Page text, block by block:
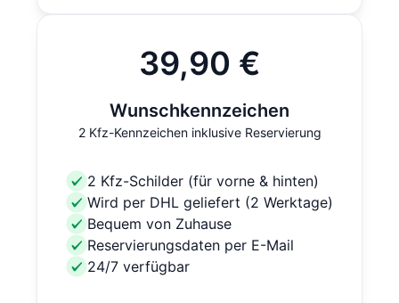
39,90 €
Wunschkennzeichen
2 Kfz-Kennzeichen inklusive Reservierung
2 Kfz-Schilder (für vorne & hinten)
Wird per DHL geliefert (2 Werktage)
Bequem von Zuhause
Reservierungsdaten per E-Mail
24/7 verfügbar